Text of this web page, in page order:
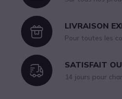
IconLIVRAISON
Pour toutes les
IconSATISFAIT
14 jours pour